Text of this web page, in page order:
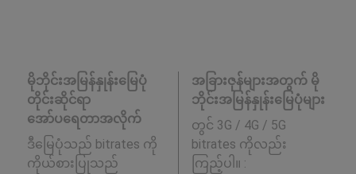
မိုဘိုင်းအမြန်နှုန်းမြေပုံ
တိုင်းဆိုင်ရာ
အော်ပရေတာအလိုက်
ဒီမြေပုံသည် bitrates ကို
ကိုယ်စားပြုသည်
အခြားဇုန်များအတွက် မို
ဘိုင်းအမြန်နှုန်းမြေပုံများ
တွင် 3G / 4G / 5G
bitrates ကိုလည်း
ကြည့်ပါ။ :